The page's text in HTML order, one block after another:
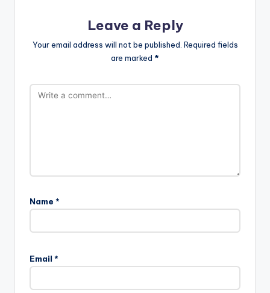
Leave a Reply
Your email address will not be published. Required fields
are marked *
Name *
Email *